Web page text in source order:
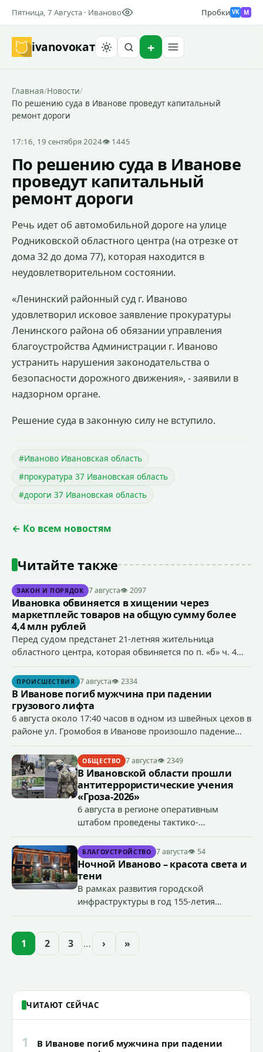
Пятница, 7 Августа · Иваново Пробки VK M
ivanovoкат
Главная/Новости/
По решению суда в Иванове проведут капитальный
ремонт дороги
17:16, 19 сентября 2024👁 1445
По решению суда в Иванове
проведут капитальный
ремонт дороги
Речь идет об автомобильной дороге на улице
Родниковской областного центра (на отрезке от
дома 32 до дома 77), которая находится в
неудовлетворительном состоянии.
«Ленинский районный суд г. Иваново
удовлетворил исковое заявление прокуратуры
Ленинского района об обязании управления
благоустройства Администрации г. Иваново
устранить нарушения законодательства о
безопасности дорожного движения», - заявили в
надзорном органе.
Решение суда в законную силу не вступило.
#Иваново Ивановская область
#прокуратура 37 Ивановская область
#дороги 37 Ивановская область
← Ко всем новостям
Читайте также
ЗАКОН И ПОРЯДОК 7 августа👁 2097
Ивановка обвиняется в хищении через
маркетплейс товаров на общую сумму более
4,4 млн рублей
Перед судом предстанет 21-летняя жительница
областного центра, которая обвиняется по п. «б» ч. 4
сумму более 4,4 млн рублей через маркетплейс.
ПРОИСШЕСТВИЯ 7 августа👁 2334
В Иванове погиб мужчина при падении
грузового лифта
6 августа около 17:40 часов в одном из швейных цехов в
районе ул. Громобоя в Иванове произошло падение
ОБЩЕСТВО 7 августа👁 2349
В Ивановской области прошли
антитеррористические учения
«Гроза-2026»
6 августа в регионе оперативным
штабом проведены тактико-
террористического акта на объекте
органов государственной власти.
«Гроза-2026».
БЛАГОУСТРОЙСТВО 7 августа👁 54
Ночной Иваново – красота света и
тени
В рамках развития городской
инфраструктуры в год 155-летия
проекта подсветки исторических
1 2 3 … › »
ЧИТАЮТ СЕЙЧАС
1
В Иванове погиб мужчина при падении